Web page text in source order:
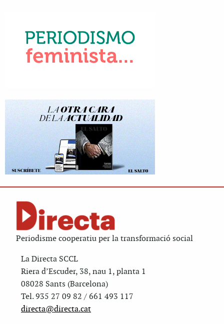
Periodisme cooperatiu per la transformació social
La Directa SCCL
Riera d’Escuder, 38, nau 1, planta 1
08028 Sants (Barcelona)
Tel. 935 27 09 82 / 661 493 117
directa@directa.cat